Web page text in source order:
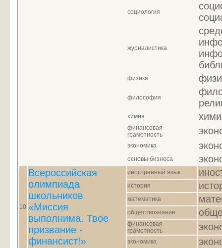
социология
журналистика
физика
философия
химия
финансовая
грамотность
экономика
основы бизнеса
10
Всероссийская
олимпиада
школьников
«Миссия
выполнима. Твое
призвание -
финансист!»
иностранный язык
история
математика
обществознание
финансовая
грамотность
экономика